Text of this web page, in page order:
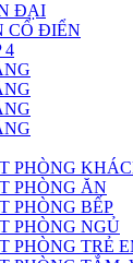
ĐẠI
CỔ ĐIỂN
4
PHÒNG
PHÒNG ĂN
PHÒNG BẾP
PHÒNG NGỦ
PHÒNG TRẺ